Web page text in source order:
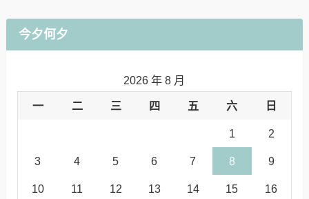
今夕何夕
2026 年 8 月
一 二 三 四 五 六 日
1 2
3 4 5 6 7 8 9
10 11 12 13 14 15 16